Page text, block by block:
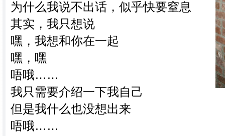
为什么我说不出话，似乎快要窒息
其实，我只想说
嘿，我想和你在一起
嘿，嘿
唔哦……
我只需要介绍一下我自己
但是我什么也没想出来
唔哦……